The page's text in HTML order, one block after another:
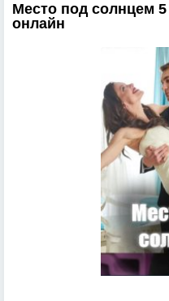
Место под солнцем
онлайн